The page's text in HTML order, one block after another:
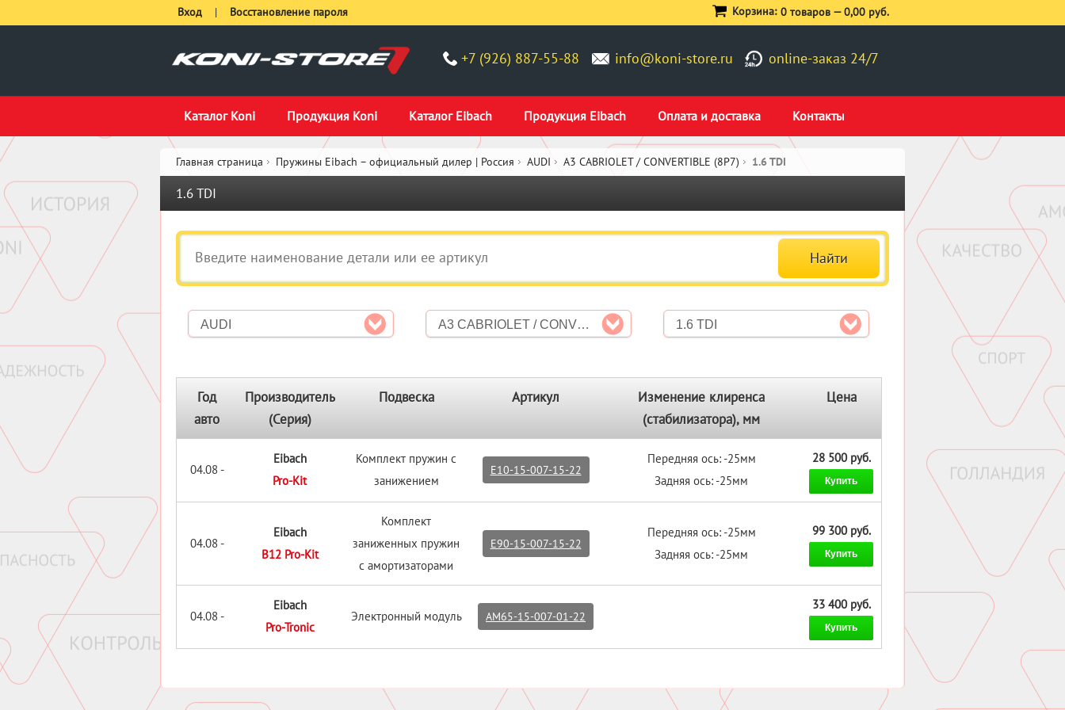
+7 (926) 887-55-88 info@koni-store.ru online-заказ 24/7
Каталог Koni Продукция Koni Каталог Eibach Продукция Eibach Оплата и доставка Контакты
Вход | Восстановление пароля Корзина: 0 товаров —0,00 руб.
Главная страница Пружины Eibach – официальный дилер | Россия AUDI A3 CABRIOLET / CONVERTIBLE (8P7) 1.6 TDI
1.6 TDI
AUDI A3 CABRIOLET / CONVERTIBLE (8P7) 1.6 TDI
Год
авто
Производитель
(Серия)
Подвеска Артикул
Изменение клиренса
(стабилизатора), мм
Цена
04.08 -
Eibach
Pro-Kit
Комплект пружин с
занижением
E10-15-007-15-22
Передняя ось: -25мм
Задняя ось: -25мм
28 500 руб.
Купить
04.08 -
Eibach
B12 Pro-Kit
Комплект
заниженных пружин
с амортизаторами
E90-15-007-15-22
Передняя ось: -25мм
Задняя ось: -25мм
99 300 руб.
Купить
04.08 -
Eibach
Pro-Tronic
Электронный модуль AM65-15-007-01-22
33 400 руб.
Купить